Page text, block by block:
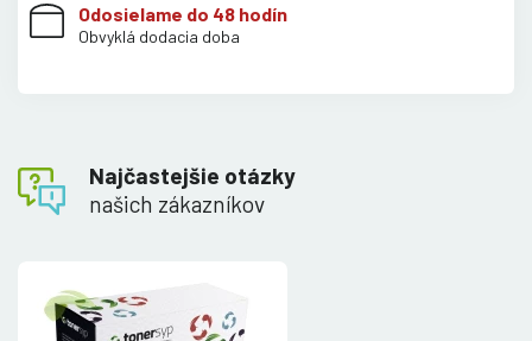
Odosielame do 48 hodín
Obvyklá dodacia doba
Najčastejšie otázky
našich zákazníkov